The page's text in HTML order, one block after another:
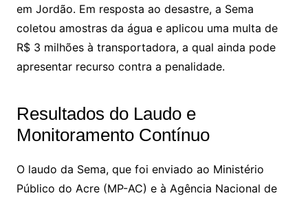
em Jordão. Em resposta ao desastre, a Sema
coletou amostras da água e aplicou uma multa de
R$ 3 milhões à transportadora, a qual ainda pode
apresentar recurso contra a penalidade.
Resultados do Laudo e
Monitoramento Contínuo
O laudo da Sema, que foi enviado ao Ministério
Público do Acre (MP-AC) e à Agência Nacional de